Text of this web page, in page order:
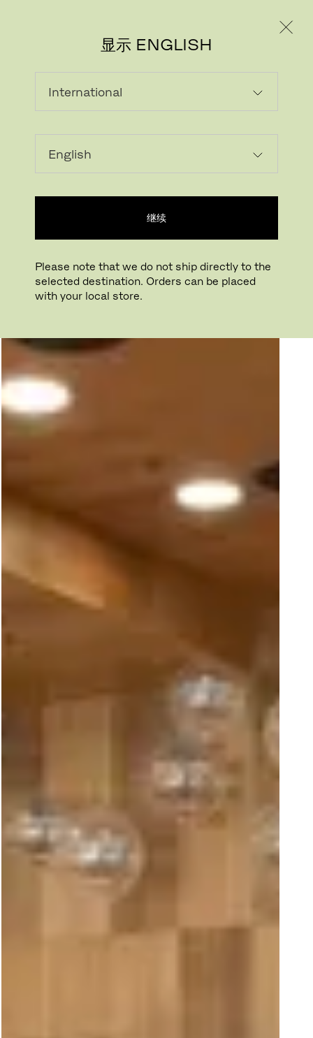
显示 ENGLISH
继续
Please note that we do not ship directly to the
selected destination. Orders can be placed
with your local store.